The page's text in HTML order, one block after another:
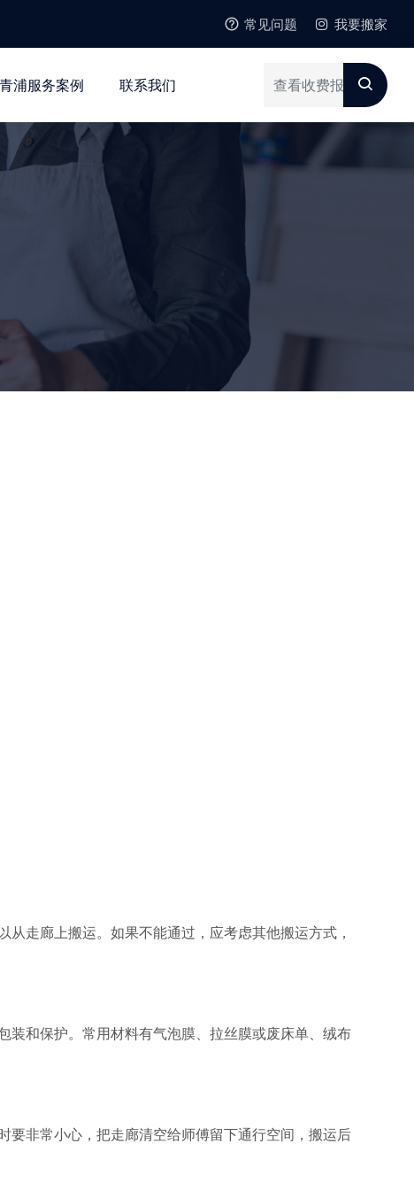
常见问题 我要搬家
青浦服务案例 联系我们
走廊上搬运。如果不能通过，应考虑其他搬运方式，
装和保护。常用材料有气泡膜、拉丝膜或废床单、绒布
要非常小心，把走廊清空给师傅留下通行空间，搬运后